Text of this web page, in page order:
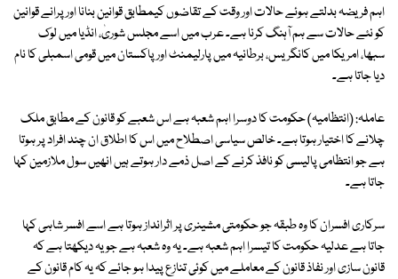
اہم فریضہ بدلتے ہوئے حالات اور وقت کے تقاضوں کیمطابق قوانین بنانا اور پرانے قوانین
کو نئے حالات سے ہم آہنگ کرنا ہے۔ عرب میں اسے مجلس شوریٰ، انڈیا میں لوک
سبھا، امریکا میں کانگریس، برطانیہ میں پارلیمنٹ اور پاکستان میں قومی اسمبلی کا نام
دیا جاتا ہے۔
عاملہ: (انتظامیہ) حکومت کا دوسرا اہم شعبہ ہے اس شعبے کو قانون کے مطابق ملک
چلانے کا اختیار ہوتا ہے۔ خالص سیاسی اصطلاح میں اس کا اطلاق ان چند افراد پر ہوتا
ہے جو انتظامی پالیسی کو نافذ کرنے کے اصل ذمے دار ہوتے ہیں انھیں سول ملازمین کہا
جاتا ہے۔
سرکاری افسران کا وہ طبقہ جو حکومتی مشینری پر اثرانداز ہوتا ہے اسے افسر شاہی کہا
جاتا ہے عدلیہ حکومت کا تیسرا اہم شعبہ ہے۔ یہ وہ شعبہ ہے جو یہ دیکھتا ہے کہ
قانون سازی اور نفاذ قانون کے معاملے میں کوئی تنازع پیدا ہو جائے کہ یہ کام قانون کے